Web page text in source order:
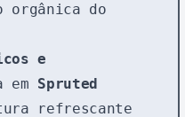
orgânica do
e
em Spruted
refrescante